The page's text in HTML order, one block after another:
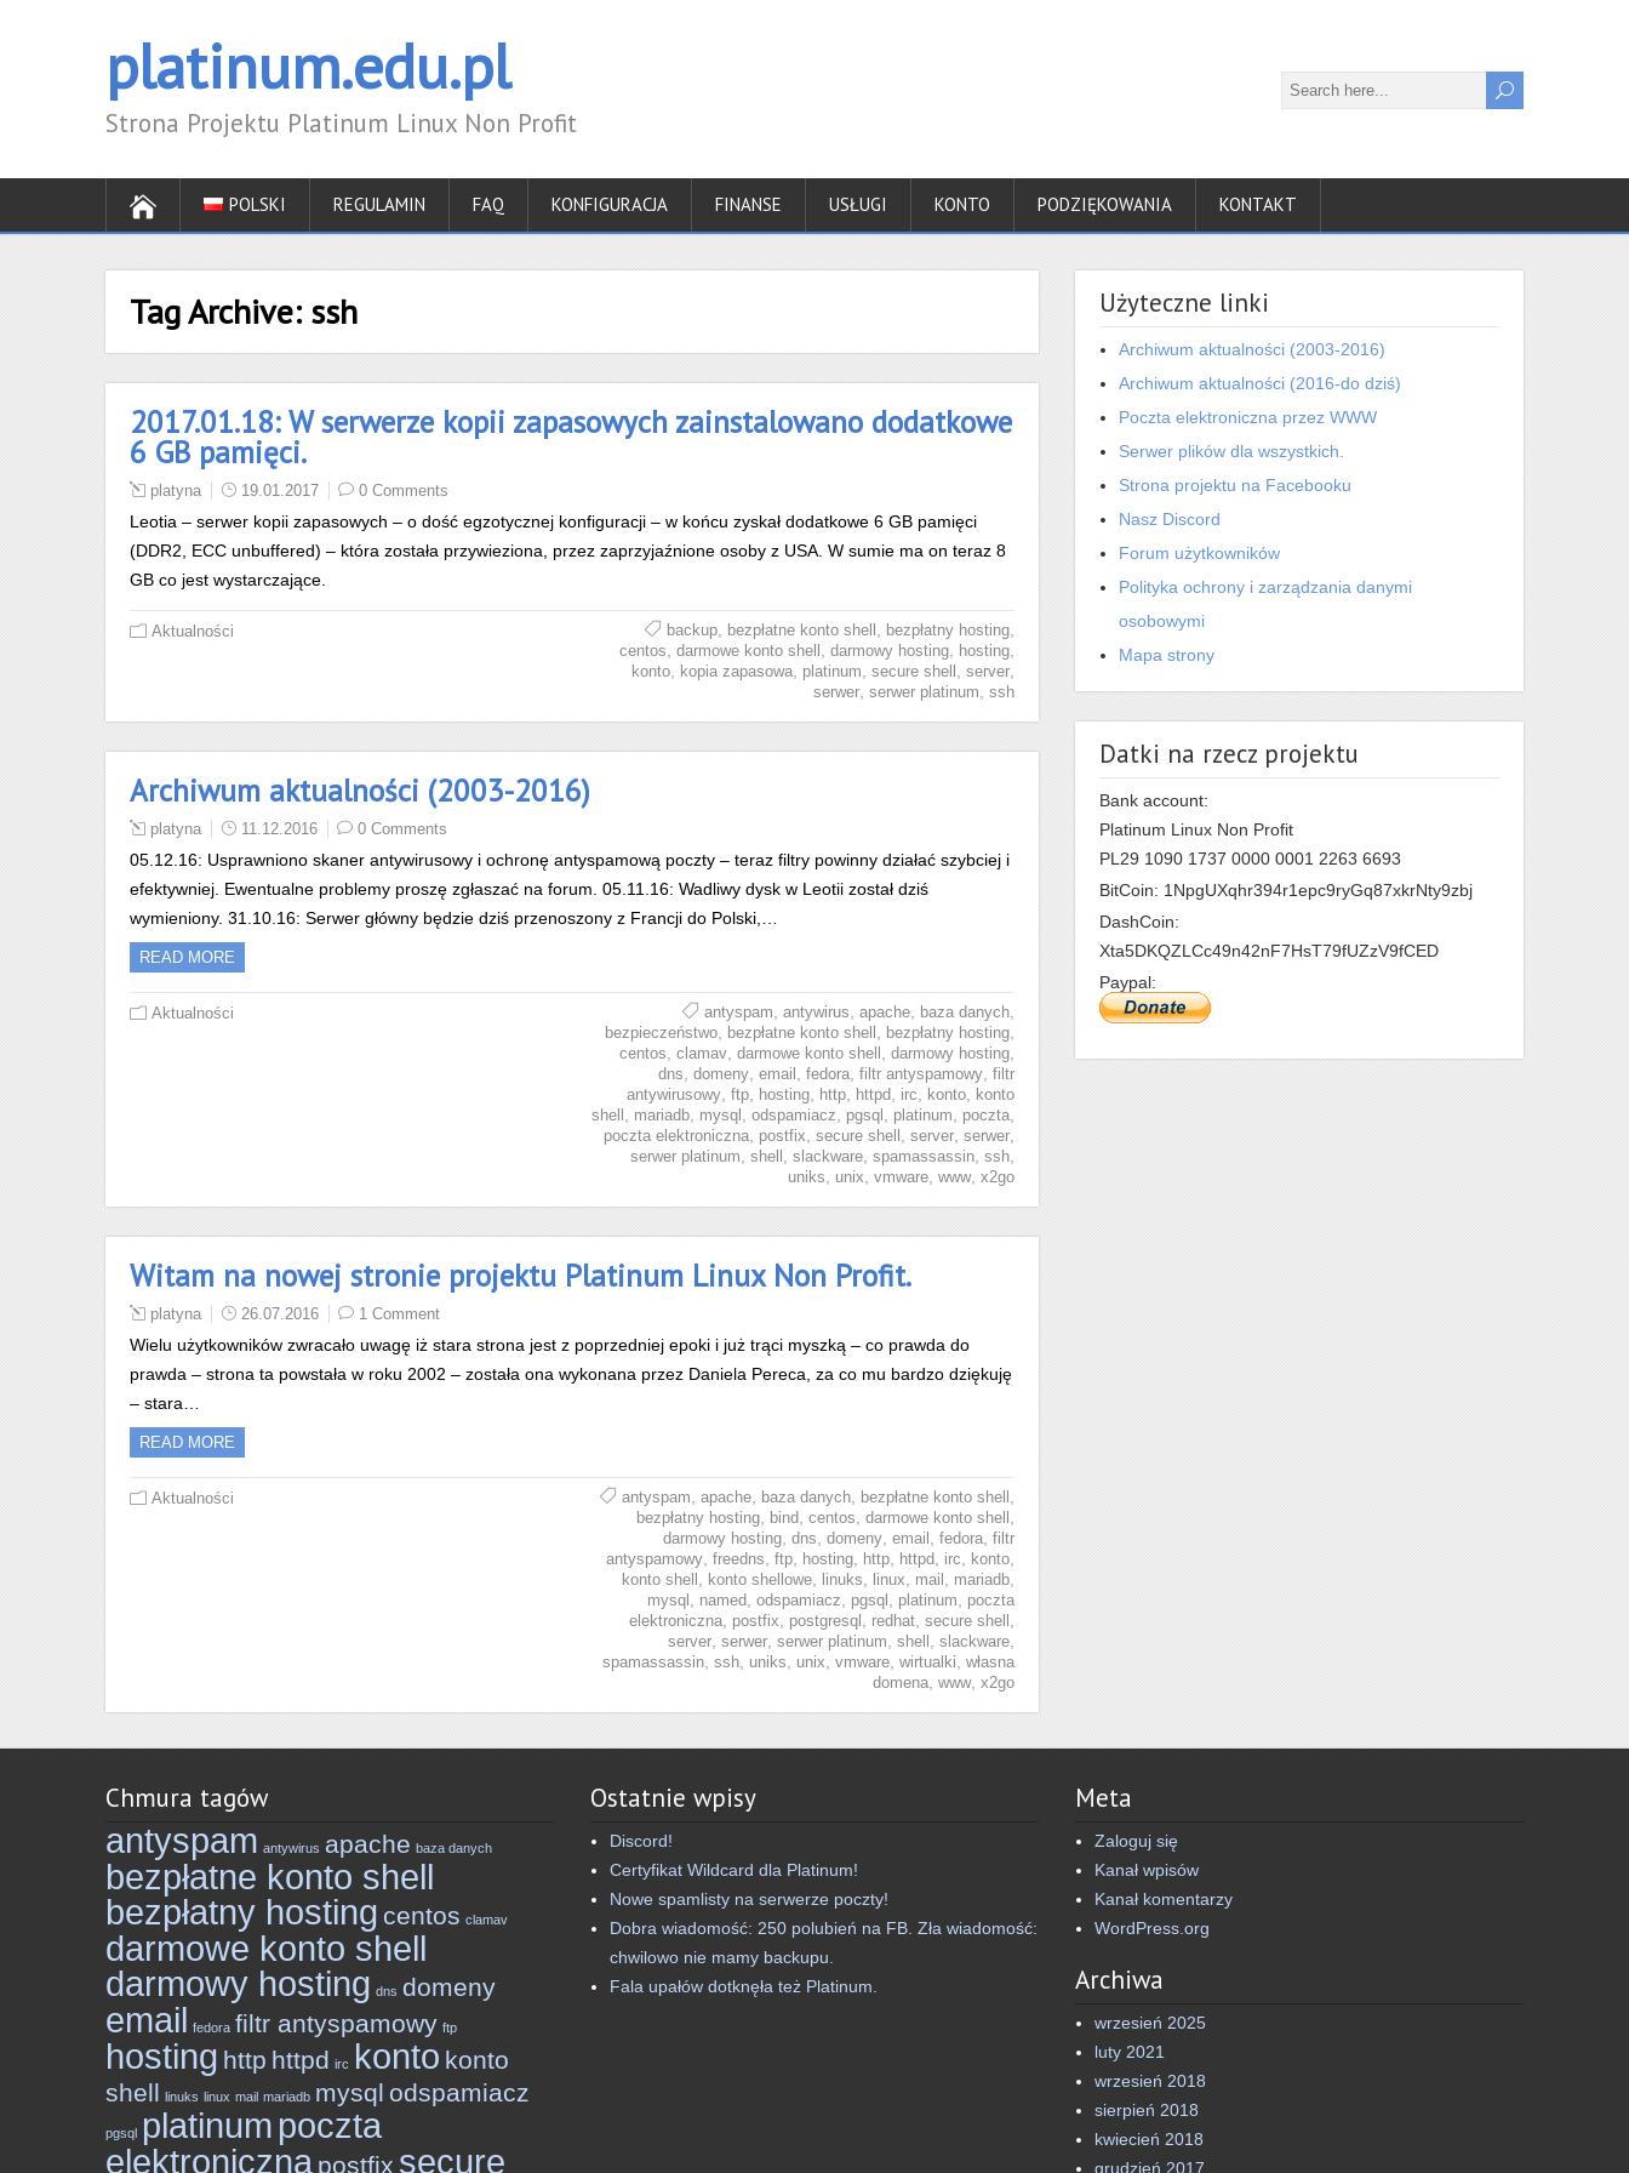
platinum.edu.pl
Strona Projektu Platinum Linux Non Profit
POLSKI REGULAMIN FAQ KONFIGURACJA FINANSE USŁUGI KONTO PODZIĘKOWANIA KONTAKT
Tag Archive: ssh
2017.01.18: W serwerze kopii zapasowych zainstalowano dodatkowe
6 GB pamięci.
platyna 19.01.2017 0 Comments
Leotia – serwer kopii zapasowych – o dość egzotycznej konfiguracji – w końcu zyskał dodatkowe 6 GB pamięci
(DDR2, ECC unbuffered) – która została przywieziona, przez zaprzyjaźnione osoby z USA. W sumie ma on teraz 8
GB co jest wystarczające.
Aktualności backup, bezpłatne konto shell bezpłatny hosting,
centos darmowe konto shell darmowy hosting, hosting,
konto, kopia zapasowa, platinum secure shell server,
serwer, serwer platinum ssh
Archiwum aktualności (2003-2016)
platyna 11.12.2016 0 Comments
05.12.16: Usprawniono skaner antywirusowy i ochronę antyspamową poczty – teraz filtry powinny działać szybciej i
efektywniej. Ewentualne problemy proszę zgłaszać na forum. 05.11.16: Wadliwy dysk w Leotii został dziś
wymieniony. 31.10.16: Serwer główny będzie dziś przenoszony z Francji do Polski,…
READ MORE
Aktualności antyspam antywirus apache, baza danych,
bezpieczeństwo, bezpłatne konto shell bezpłatny hosting,
centos clamav, darmowe konto shell darmowy hosting,
dns domeny, email fedora, filtr antyspamowy, filtr
antywirusowy, ftp, hosting, http, httpd, irc konto,
konto
shell
mariadb, mysql odspamiacz pgsql platinum poczta,
poczta elektroniczna, postfix secure shell server, serwer,
serwer platinum shell slackware, spamassassin, ssh,
uniks unix vmware, www, x2go
Witam na nowej stronie projektu Platinum Linux Non Profit.
platyna 26.07.2016 1 Comment
Wielu użytkowników zwracało uwagę iż stara strona jest z poprzedniej epoki i już trąci myszką – co prawda do
prawda – strona ta powstała w roku 2002 – została ona wykonana przez Daniela Pereca, za co mu bardzo dziękuję
– stara…
READ MORE
Aktualności antyspam apache, baza danych, bezpłatne konto shell
bezpłatny hosting, bind, centos darmowe konto shell
darmowy hosting, dns domeny, email fedora, filtr
antyspamowy, freedns ftp, hosting, http, httpd, irc konto,
konto shell konto shellowe, linuks linux mail mariadb,
mysql named, odspamiacz pgsql platinum
poczta
elektroniczna, postfix postgresql redhat, secure shell
server, serwer, serwer platinum shell slackware,
spamassassin, ssh, uniks unix vmware, wirtualki własna
domena, www, x2go
Użyteczne linki
Archiwum aktualności (2003-2016)
Archiwum aktualności (2016-do dziś)
Poczta elektroniczna przez WWW
Serwer plików dla wszystkich.
Strona projektu na Facebooku
Nasz Discord
Forum użytkowników
Polityka ochrony i zarządzania danymi
osobowymi
Mapa strony
Datki na rzecz projektu
Bank account:
Platinum Linux Non Profit
PL29 1090 1737 0000 0001 2263 6693
BitCoin: 1NpgUXqhr394r1epc9ryGq87xkrNty9zbj
DashCoin:
Xta5DKQZLCc49n42nF7HsT79fUZzV9fCED
Paypal:
Chmura tagów
antyspam antywirus apache baza danych
bezpłatne konto shell
bezpłatny hosting centos clamav
darmowe konto shell
darmowy hosting dns domeny
email fedora filtr antyspamowy ftp
hosting http httpd irc konto konto
shell linuks linux mail mariadb mysql odspamiacz
pgsql platinum poczta
elektroniczna postfix secure
Ostatnie wpisy
Discord!
Certyfikat Wildcard dla Platinum!
Nowe spamlisty na serwerze poczty!
Dobra wiadomość: 250 polubień na FB. Zła wiadomość:
chwilowo nie mamy backupu.
Fala upałów dotknęła też Platinum.
Meta
Zaloguj się
Kanał wpisów
Kanał komentarzy
WordPress.org
Archiwa
wrzesień 2025
luty 2021
wrzesień 2018
sierpień 2018
kwiecień 2018
grudzień 2017